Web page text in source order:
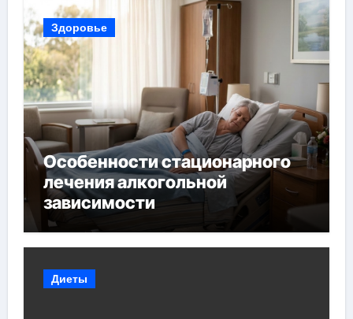
Здоровье
Особенности стационарного
лечения алкогольной
зависимости
Диеты